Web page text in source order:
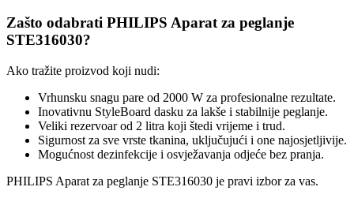
Zašto odabrati PHILIPS Aparat za peglanje
STE316030?
Ako tražite proizvod koji nudi:
Vrhunsku snagu pare od 2000 W za profesionalne rezultate.
Inovativnu StyleBoard dasku za lakše i stabilnije peglanje.
Veliki rezervoar od 2 litra koji štedi vrijeme i trud.
Sigurnost za sve vrste tkanina, uključujući i one najosjetljivije.
Mogućnost dezinfekcije i osvježavanja odjeće bez pranja.
PHILIPS Aparat za peglanje STE316030 je pravi izbor za vas.